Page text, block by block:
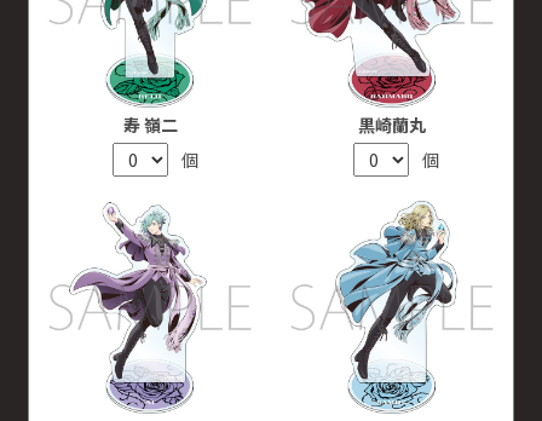
寿 嶺二
個
黒崎蘭丸
個